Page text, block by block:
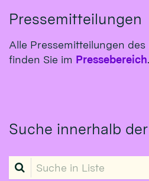
Pressemitteilungen
Alle Pressemitteilungen
finden Sie im Pressebereich.
Suche innerhalb
Suche in Liste